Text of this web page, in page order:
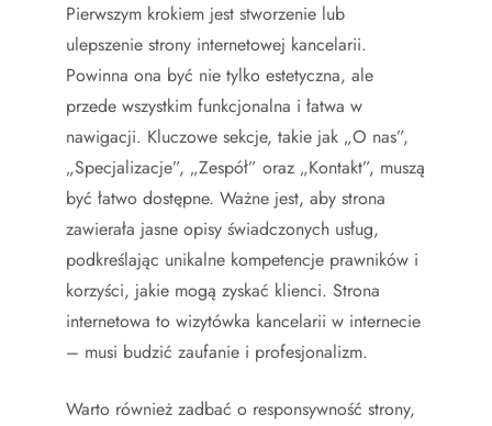
Pierwszym krokiem jest stworzenie lub
ulepszenie strony internetowej kancelarii.
Powinna ona być nie tylko estetyczna, ale
przede wszystkim funkcjonalna i łatwa w
nawigacji. Kluczowe sekcje, takie jak „O nas”,
„Specjalizacje”, „Zespół” oraz „Kontakt”, muszą
być łatwo dostępne. Ważne jest, aby strona
zawierała jasne opisy świadczonych usług,
podkreślając unikalne kompetencje prawników i
korzyści, jakie mogą zyskać klienci. Strona
internetowa to wizytówka kancelarii w internecie
– musi budzić zaufanie i profesjonalizm.
Warto również zadbać o responsywność strony,